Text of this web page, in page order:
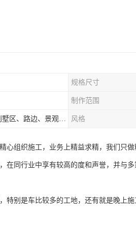
规格尺寸
制作范围
公园、景区、小区花园、别墅区、路边、景观河道、水库堤坝、市政桥梁、公路交通和园林景观装饰工程等 风格
心组织施工，业务上精益求精，我们只
在同行业中享有较高的度和声誉，并与
特别是车比较多的工地，还有就是晚上